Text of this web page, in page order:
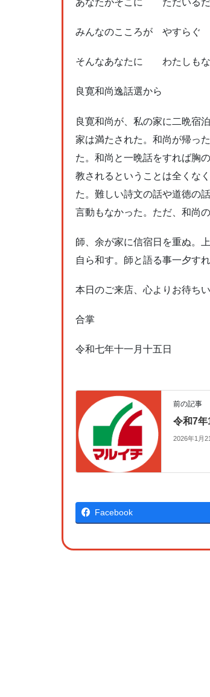
みんなのこころが やすらぐ
そんなあなたに わたしもな
良寛和尚逸話選から
良寛和尚が、私の家に二晩宿
家は満たされた。和尚が帰っ
た。和尚と一晩話をすれば胸
教されるということは全くな
た。難しい詩文の話や道徳の
言動もなかった。ただ、和尚
師、余が家に信宿日を重ぬ。
自ら和す。師と語る事一夕
本日のご来店、心よりお待ち
合掌
令和七年十一月十五日
前の記事
令和7年
2026年1月
Facebook